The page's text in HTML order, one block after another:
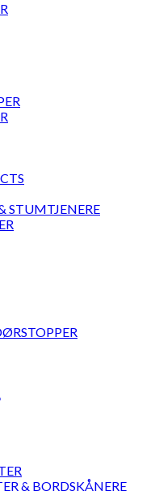
STUMTJENERE
& BORDSKÅNERE